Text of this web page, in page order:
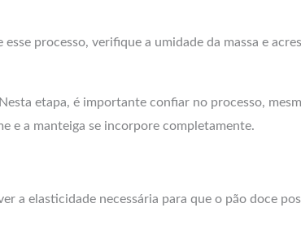
processo, verifique a umidade da massa e
etapa, é importante confiar no processo,
e a manteiga se incorpore completamente.
a elasticidade necessária para que o pão doce